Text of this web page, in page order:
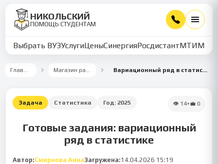
НИКОЛЬСКИЙ
ПОМОЩЬ СТУДЕНТАМ
Выбрать ВУЗУслугиЦеныСинергияРосдистантМТИММУ
Главная Магазин работ Вариационный ряд в статистике
Задача Статистика Год: 2025 👁 14•💼 0
Готовые задания: вариационный
ряд в статистике
Автор:Смирнова АннаЗагружена:14.04.2026 15:19